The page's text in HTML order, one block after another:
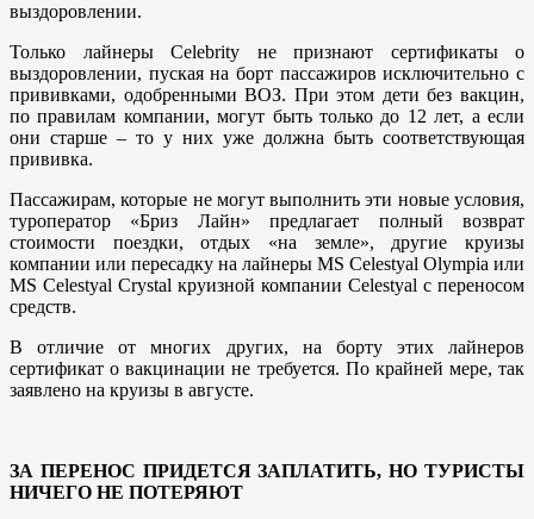
выздоровлении.
Только лайнеры Celebrity не признают сертификаты о
выздоровлении, пуская на борт пассажиров исключительно с
прививками, одобренными ВОЗ. При этом дети без вакцин,
по правилам компании, могут быть только до 12 лет, а если
они старше – то у них уже должна быть соответствующая
прививка.
Пассажирам, которые не могут выполнить эти новые условия,
туроператор «Бриз Лайн» предлагает полный возврат
стоимости поездки, отдых «на земле», другие круизы
компании или пересадку на лайнеры MS Celestyal Olympia или
MS Celestyal Crystal круизной компании Celestyal с переносом
средств.
В отличие от многих других, на борту этих лайнеров
сертификат о вакцинации не требуется. По крайней мере, так
заявлено на круизы в августе.
ЗА ПЕРЕНОС ПРИДЕТСЯ ЗАПЛАТИТЬ, НО ТУРИСТЫ
НИЧЕГО НЕ ПОТЕРЯЮТ